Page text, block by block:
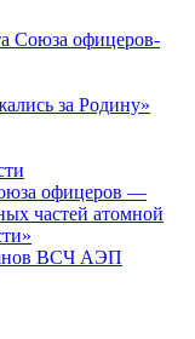
Союза офицеров-
за Родину»
офицеров —
частей атомной
ВСЧ АЭП